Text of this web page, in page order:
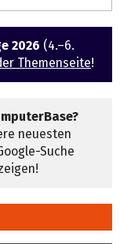
2026 (4.–6.
Themenseite!
neuesten
Suche